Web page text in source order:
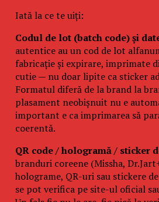
Iată la ce te uiți:
Codul de lot (batch code) și
autentice au un cod de lot
fabricație și expirare, imprimate
cutie — nu doar lipite ca sticker
Formatul diferă de la brand la
plasament neobișnuit nu e
important e ca imprimarea să
coerentă.
QR code / hologramă / sticker
branduri coreene (Missha,
holograme, QR-uri sau stickere
se pot verifica pe site-ul oficial